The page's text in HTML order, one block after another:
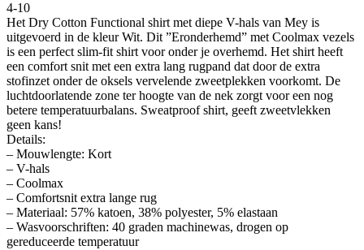
4-10
Het Dry Cotton Functional shirt met diepe V-hals van Mey is
uitgevoerd in de kleur Wit. Dit ”Eronderhemd” met Coolmax vezels
is een perfect slim-fit shirt voor onder je overhemd. Het shirt heeft
een comfort snit met een extra lang rugpand dat door de extra
stofinzet onder de oksels vervelende zweetplekken voorkomt. De
luchtdoorlatende zone ter hoogte van de nek zorgt voor een nog
betere temperatuurbalans. Sweatproof shirt, geeft zweetvlekken
geen kans!
Details:
– Mouwlengte: Kort
– V-hals
– Coolmax
– Comfortsnit extra lange rug
– Materiaal: 57% katoen, 38% polyester, 5% elastaan
– Wasvoorschriften: 40 graden machinewas, drogen op
gereduceerde temperatuur